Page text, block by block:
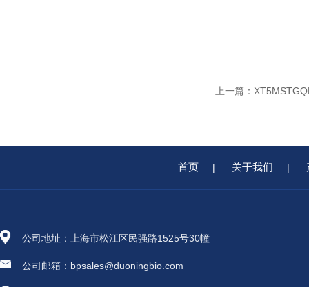
上一篇：
首页 | 关于我们 |
公司地址：上海市松江区民强路1525号30幢
公司邮箱：bpsales@duoningbio.com